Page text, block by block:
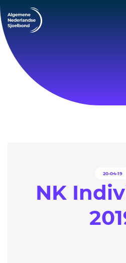
20-04-19
NK